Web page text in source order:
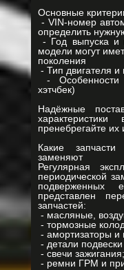
Основные
- VIN-номер
определить
- Год выпуска
модели могут
поколения
- Тип двигателя и
- Особенности
хэтчбек)
Надёжные
пренебрегайте их
Какие
заменяют
Регулярная
периодической
подверженных
представлен
запчастей:
- масляные,
- тормозные
- амортизаторы и
- детали
- свечи зажигания;
- ремни ГРМ и